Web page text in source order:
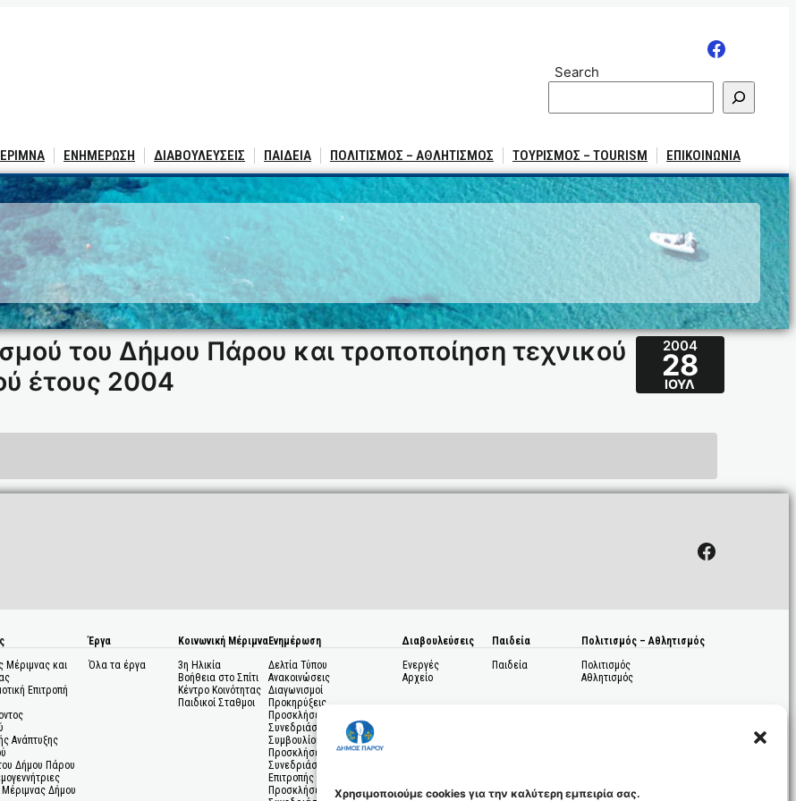
Χρησιμοποιούμε cookies για την καλύτερη εμπειρία σας.
Search
ΕΝΗΜΕΡΩΣΗ ΔΙΑΒΟΥΛΕΥΣΕΙΣ ΠΑΙΔΕΙΑ ΠΟΛΙΤΙΣΜΟΣ – ΑΘΛΗΤΙΣΜΟΣ ΤΟΥΡΙΣΜΟΣ – TOURISM ΕΠΙΚΟΙΝΩΝΙΑ
του Δήμου Πάρου και τροποποίηση τεχνικού
έτους 2004
2004
28
ΙΟΎΛ
Facebook
Μέριμνας και
Επιτροπή
Ανάπτυξης
Δήμου Πάρου
Μέριμνας Δήμου
Έργα
Όλα τα έργα
Κοινωνική Μέριμνα
3η Ηλικία
Βοήθεια στο Σπίτι
Κέντρο Κοινότητας
Παιδικοί Σταθμοι
Ενημέρωση
Δελτία Τύπου
Ανακοινώσεις
Διαγωνισμοί
Προκηρύξεις
Προσκλήσεις σε
Συνεδριάσεις Δημοτικού
Συμβουλίου
Προσκλήσεις σε
Συνεδριάσεις Δημοτικής
Επιτροπής
Προσκλήσεις σε
Διαβουλεύσεις
Ενεργές
Αρχείο
Παιδεία
Παιδεία
Πολιτισμός – Αθλητισμός
Πολιτισμός
Αθλητισμός